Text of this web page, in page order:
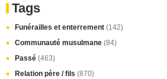
Tags
Funérailles et enterrement (142)
Communauté musulmane (84)
Passé (463)
Relation père / fils (870)